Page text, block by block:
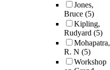
Jones,
Bruce (5)
Kipling,
Rudyard (5)
Mohapatra,
R. N (5)
Workshop